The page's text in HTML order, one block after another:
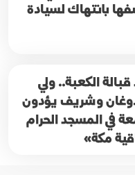
بانتهاك لسيادة
الكعبة.. ولي
وشريف يؤدون
في المسجد الحرام
مكة»